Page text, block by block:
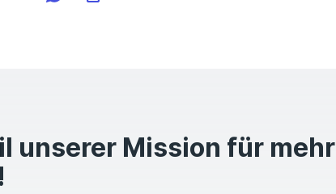
unserer Mission für mehr